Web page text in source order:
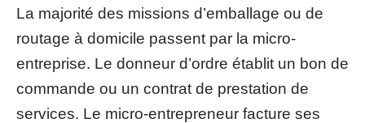
La majorité des missions d’emballage ou de
routage à domicile passent par la micro-
entreprise. Le donneur d’ordre établit un bon de
commande ou un contrat de prestation de
services. Le micro-entrepreneur facture ses